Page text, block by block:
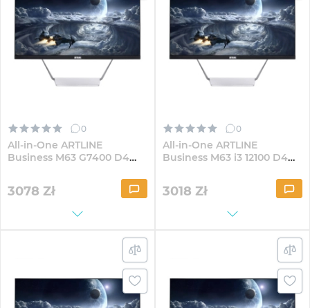
0
All-in-One ARTLINE
Business M63 G7400 D4
3078 Zł
0
All-in-One ARTLINE
Business M63 i3 12100 D4
3018 Zł